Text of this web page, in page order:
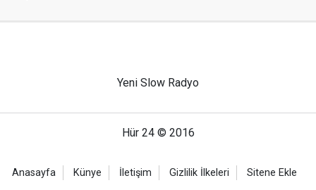
Yeni Slow Radyo
Hür 24 © 2016
Anasayfa Künye İletişim Gizlilik İlkeleri Sitene Ekle